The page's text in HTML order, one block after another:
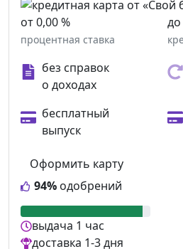
от 0,00 %
процентная ставка
до
без справок
о доходах
бесплатный
выпуск
94% одобрений
Оформить карту
выдача 1 час
доставка 1-3 дня